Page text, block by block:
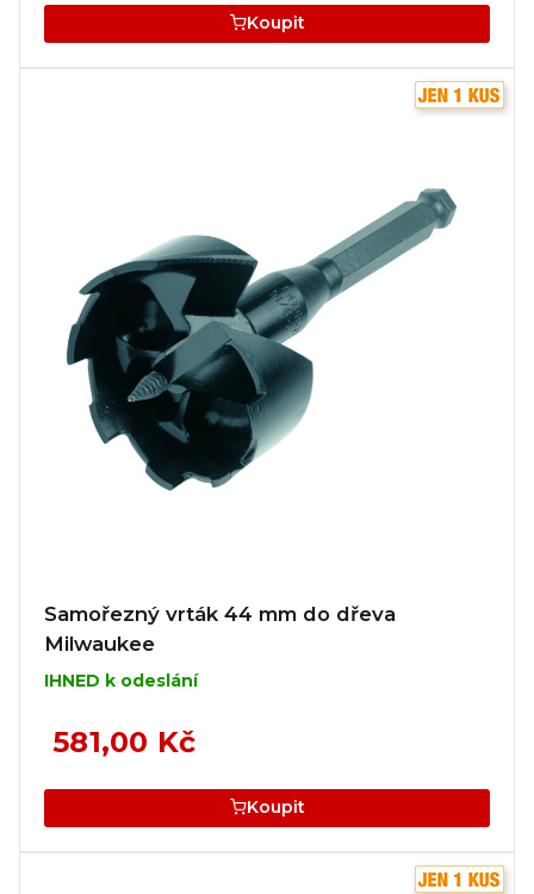
Koupit
Samořezný vrták 44 mm do dřeva
Milwaukee
IHNED k odeslání
581,00 Kč
Koupit